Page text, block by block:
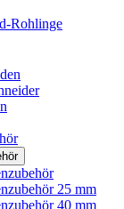
Rohlinge
25 mm
40 mm